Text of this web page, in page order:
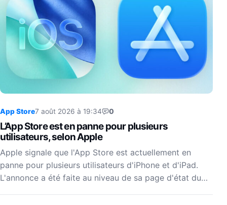
App Store7 août 2026 à 19:34 0
L’App Store est en panne pour plusieurs
utilisateurs, selon Apple
Apple signale que l'App Store est actuellement en
panne pour plusieurs utilisateurs d'iPhone et d'iPad.
L'annonce a été faite au niveau de sa page d'état du…